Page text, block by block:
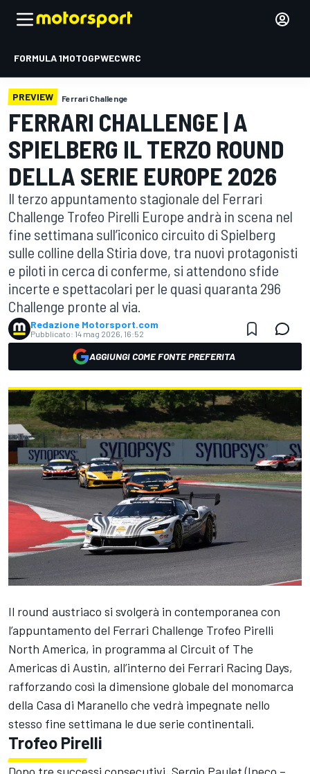
FORMULA 1MOTOGPWECWRC
PREVIEW Ferrari Challenge
FERRARI CHALLENGE | A
SPIELBERG IL TERZO ROUND
DELLA SERIE EUROPE 2026
Il terzo appuntamento stagionale del Ferrari
Challenge Trofeo Pirelli Europe andrà in scena nel
fine settimana sull’iconico circuito di Spielberg
sulle colline della Stiria dove, tra nuovi protagonisti
e piloti in cerca di conferme, si attendono sfide
incerte e spettacolari per le quasi quaranta 296
Challenge pronte al via.
Redazione Motorsport.com
Pubblicato: 14 mag 2026, 16:52
AGGIUNGI COME FONTE PREFERITA
Il round austriaco si svolgerà in contemporanea con
l’appuntamento del Ferrari Challenge Trofeo Pirelli
North America, in programma al Circuit of The
Americas di Austin, all’interno dei Ferrari Racing Days,
rafforzando così la dimensione globale del monomarca
della Casa di Maranello che vedrà impegnate nello
stesso fine settimana le due serie continentali.
Trofeo Pirelli